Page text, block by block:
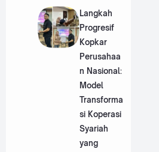
Langkah
Progresif
Kopkar
Perusahaa
n Nasional:
Model
Transforma
si Koperasi
Syariah
yang